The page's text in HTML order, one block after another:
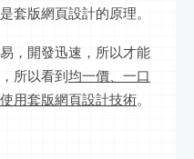
套版網頁設計的原理。
，開發迅速，所以才能
所以看到均一價、一口
用套版網頁設計技術。